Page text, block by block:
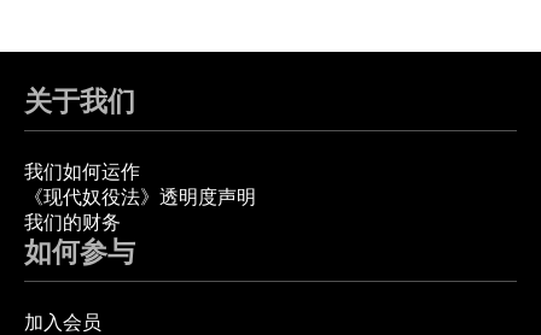
关于我们
我们如何运作
《现代奴役法》透明度声明
我们的财务
如何参与
加入会员